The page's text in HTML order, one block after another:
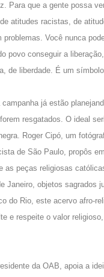
Para que a gente possa
atitudes racistas, de
problemas. Você nunca
povo conseguir a
de liberdade. É um
já estão
resgatados. O ideal
Roger Cipó, um
de São Paulo, propôs
as peças religiosas
Janeiro, objetos sagrados
do Rio, este acervo afro-
e respeite o valor
da OAB, apoia a